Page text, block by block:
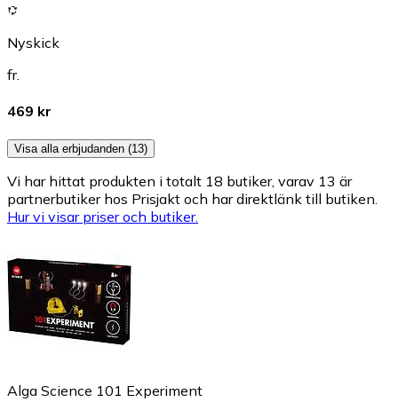
Nyskick
fr.
469 kr
Visa alla erbjudanden (13)
Vi har hittat produkten i totalt 18 butiker, varav 13 är
partnerbutiker hos Prisjakt och har direktlänk till butiken.
Hur vi visar priser och butiker.
Alga Science 101 Experiment